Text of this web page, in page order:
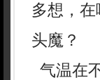
多想，
头魔？
气温在